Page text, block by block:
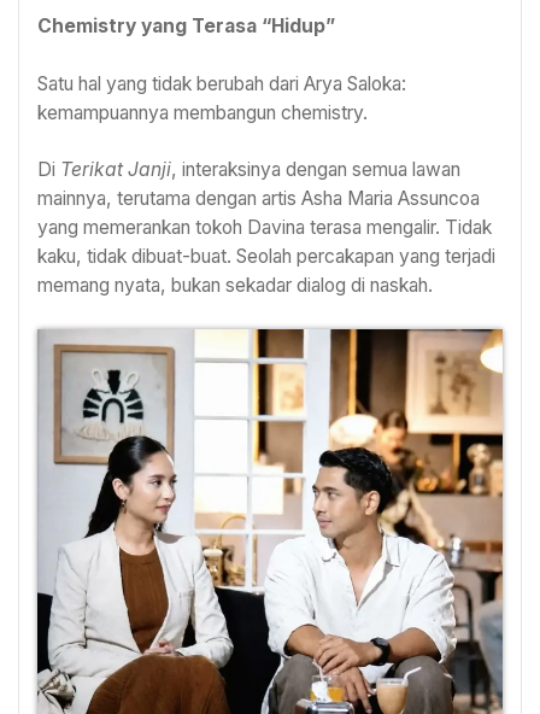
Chemistry yang Terasa “Hidup”
Satu hal yang tidak berubah dari Arya Saloka:
kemampuannya membangun chemistry.
Di Terikat Janji, interaksinya dengan semua lawan
mainnya, terutama dengan artis Asha Maria Assuncoa
yang memerankan tokoh Davina terasa mengalir. Tidak
kaku, tidak dibuat-buat. Seolah percakapan yang terjadi
memang nyata, bukan sekadar dialog di naskah.